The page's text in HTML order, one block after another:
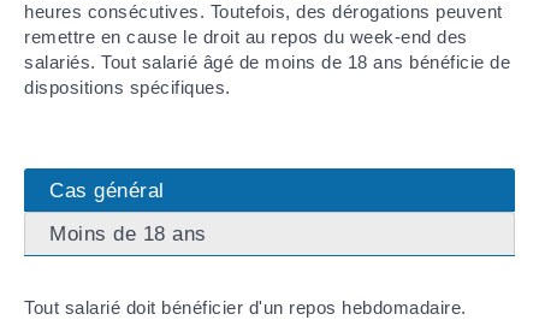
heures consécutives. Toutefois, des dérogations peuvent
remettre en cause le droit au repos du week-end des
salariés. Tout salarié âgé de moins de 18 ans bénéficie de
dispositions spécifiques.
Cas général
Moins de 18 ans
Tout salarié doit bénéficier d'un repos hebdomadaire.